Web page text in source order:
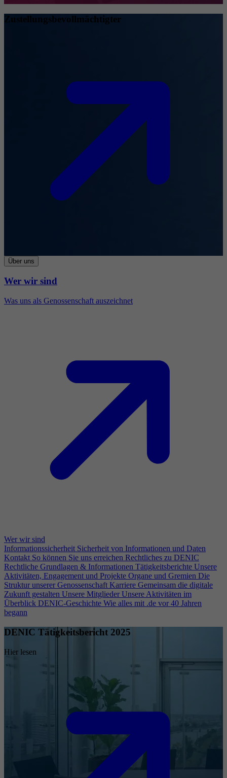
Zustellungsbevollmächtigter
Über uns
Wer wir sind
Was uns als Genossenschaft auszeichnet
Wer wir sind
Informationssicherheit Sicherheit von Informationen und Daten
Kontakt So können Sie uns erreichen Rechtliches zu DENIC
Rechtliche Grundlagen & Informationen Tätigkeitsberichte Unsere
Aktivitäten, Engagement und Projekte Organe und Gremien Die
Struktur unserer Genossenschaft Karriere Gemeinsam die digitale
Zukunft gestalten Unsere Mitglieder Unsere Aktivitäten im
Überblick DENIC-Geschichte Wie alles mit .de vor 40 Jahren
begann
DENIC Tätigkeitsbericht 2025
Hier lesen